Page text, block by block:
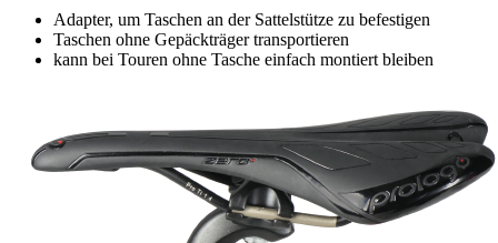
Adapter, um Taschen an der Sattelstütze zu befestigen
Taschen ohne Gepäckträger transportieren
kann bei Touren ohne Tasche einfach montiert bleiben